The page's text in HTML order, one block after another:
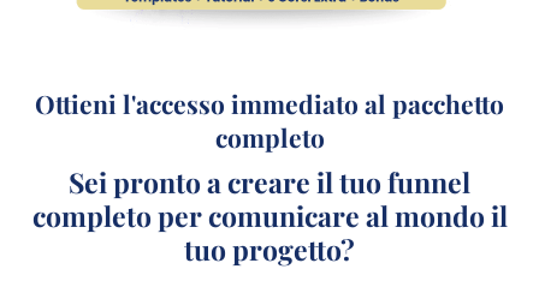
Ottieni l'accesso immediato al pacchetto
completo
Sei pronto a creare il tuo funnel
completo per comunicare al mondo il
tuo progetto?